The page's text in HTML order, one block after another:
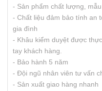
- Sản phẩm chất lượng,
- Chất liệu đảm bảo tính an
gia đình
- Khâu kiểm duyệt được
tay khách hàng.
- Bảo hành 5 năm
- Đội ngũ nhân viên tư vấn
- Sản xuất giao hàng nhanh